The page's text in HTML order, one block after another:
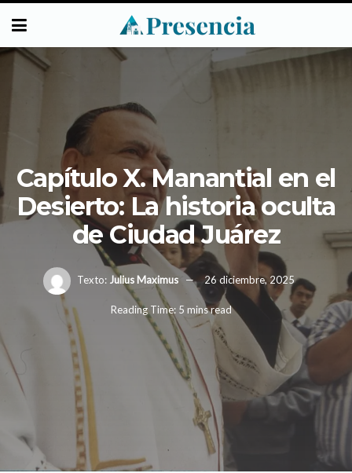
Capítulo X. Manantial en el
Desierto: La historia oculta
de Ciudad Juárez
Texto: Julius Maximus 26 diciembre, 2025
Reading Time: 5 mins read